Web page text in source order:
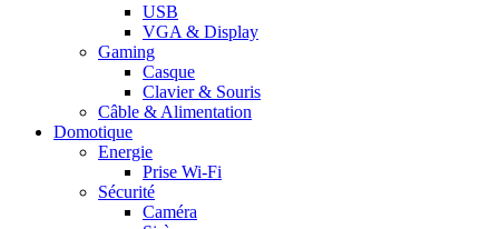
USB
VGA & Display
Gaming
Casque
Clavier & Souris
Câble & Alimentation
Domotique
Energie
Prise Wi-Fi
Sécurité
Caméra